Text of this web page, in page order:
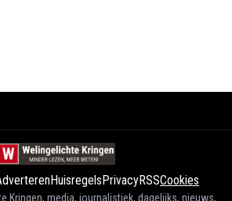
Huisregels PrivacyRSSCookies
Kringen, media, journalistiek, dagelijks, nieuws,